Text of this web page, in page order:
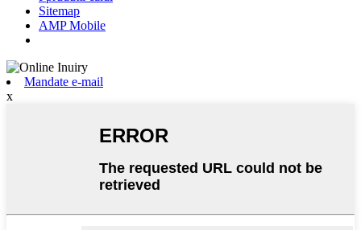
Sitemap
AMP Mobile
Mandate e-mail
x